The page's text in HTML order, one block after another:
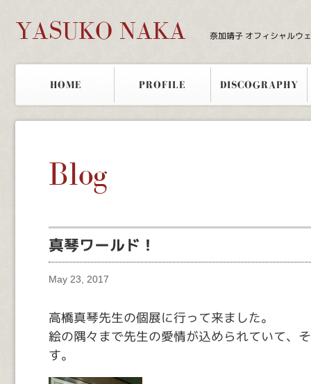
YASUKO NAKA 奈加靖子 オフィシャルウ
HOME PROFILE DISCOGRAPHY
Blog
真琴ワールド！
May 23, 2017
高橋真琴先生の個展に行って来ました。
絵の隅々まで先生の愛情が込められていて、
す。